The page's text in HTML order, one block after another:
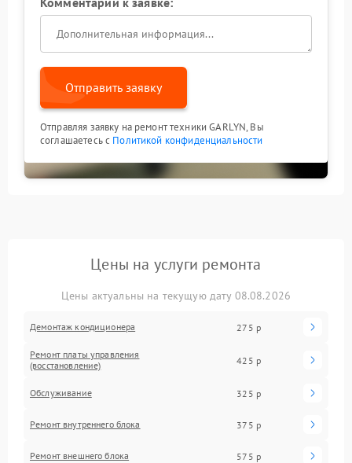
Отправить заявку
Отправляя заявку на ремонт техники GARLYN, Вы
соглашаетесь с Политикой конфиденциальности
Цены на услуги ремонта
Цены актуальны на текущую дату 08.08.2026
Демонтаж кондиционера 275 р
Ремонт платы управления
(восстановление)
425 р
Обслуживание 325 р
Ремонт внутреннего блока 375 р
Ремонт внешнего блока 575 р